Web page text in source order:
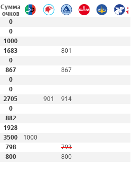
Сумма
очков
0
0
1000
1683
801
0
867
867
0
0
2705 901
914
0
882
1928
3500 1000
798
793
800 800